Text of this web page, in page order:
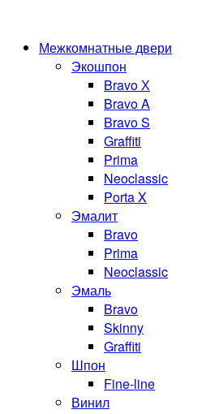
Межкомнатные двери
Экошпон
Bravo Х
Bravo A
Bravo S
Graffiti
Prima
Neoclassic
Porta X
Эмалит
Bravo
Prima
Neoclassic
Эмаль
Bravo
Skinny
Graffiti
Шпон
Fine-line
Винил